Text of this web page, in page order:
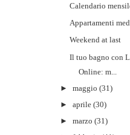
Calendario
Appartamenti
Weekend at last
Il tuo bagno con
Online: m...
►maggio (31)
►aprile (30)
►marzo (31)